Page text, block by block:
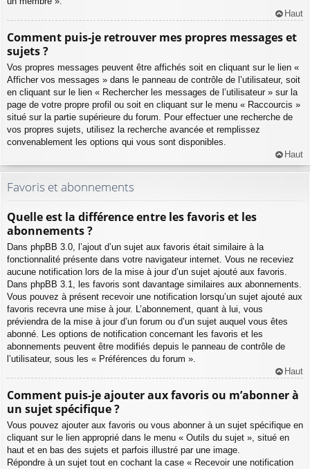
Haut
Comment puis-je retrouver mes propres messages et
sujets ?
Vos propres messages peuvent être affichés soit en cliquant sur le lien «
Afficher vos messages » dans le panneau de contrôle de l’utilisateur, soit
en cliquant sur le lien « Rechercher les messages de l’utilisateur » sur la
page de votre propre profil ou soit en cliquant sur le menu « Raccourcis »
situé sur la partie supérieure du forum. Pour effectuer une recherche de
vos propres sujets, utilisez la recherche avancée et remplissez
convenablement les options qui vous sont disponibles.
Haut
Favoris et abonnements
Quelle est la différence entre les favoris et les
abonnements ?
Dans phpBB 3.0, l’ajout d’un sujet aux favoris était similaire à la
fonctionnalité présente dans votre navigateur internet. Vous ne receviez
aucune notification lors de la mise à jour d’un sujet ajouté aux favoris.
Dans phpBB 3.1, les favoris sont davantage similaires aux abonnements.
Vous pouvez à présent recevoir une notification lorsqu’un sujet ajouté aux
favoris recevra une mise à jour. L’abonnement, quant à lui, vous
préviendra de la mise à jour d’un forum ou d’un sujet auquel vous êtes
abonné. Les options de notification concernant les favoris et les
abonnements peuvent être modifiés depuis le panneau de contrôle de
l’utilisateur, sous les « Préférences du forum ».
Haut
Comment puis-je ajouter aux favoris ou m’abonner à
un sujet spécifique ?
Vous pouvez ajouter aux favoris ou vous abonner à un sujet spécifique en
cliquant sur le lien approprié dans le menu « Outils du sujet », situé en
haut et en bas des sujets et parfois illustré par une image.
Répondre à un sujet tout en cochant la case « Recevoir une notification